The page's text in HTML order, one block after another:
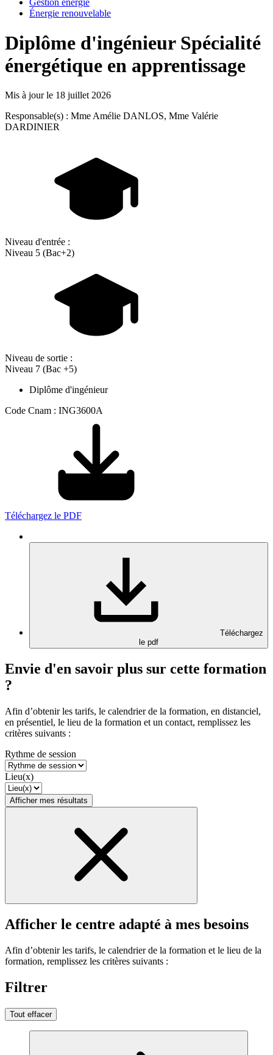
Énergie renouvelable
Diplôme d'ingénieur Spécialité
énergétique en apprentissage
Mis à jour le 18 juillet 2026
Responsable(s) : Mme Amélie DANLOS, Mme Valérie
DARDINIER
Niveau d'entrée :
Niveau 5 (Bac+2)
Niveau de sortie :
Niveau 7 (Bac +5)
Diplôme d'ingénieur
Code Cnam : ING3600A
Téléchargez le PDF
Téléchargez
le pdf
Envie d'en savoir plus sur cette formation
?
Afin d’obtenir les tarifs, le calendrier de la formation, en distanciel,
en présentiel, le lieu de la formation et un contact, remplissez les
critères suivants :
Rythme de session
Lieu(x)
Afficher mes résultats
Afficher le centre adapté à mes besoins
Afin d’obtenir les tarifs, le calendrier de la formation et le lieu de la
formation, remplissez les critères suivants :
Filtrer
Tout effacer